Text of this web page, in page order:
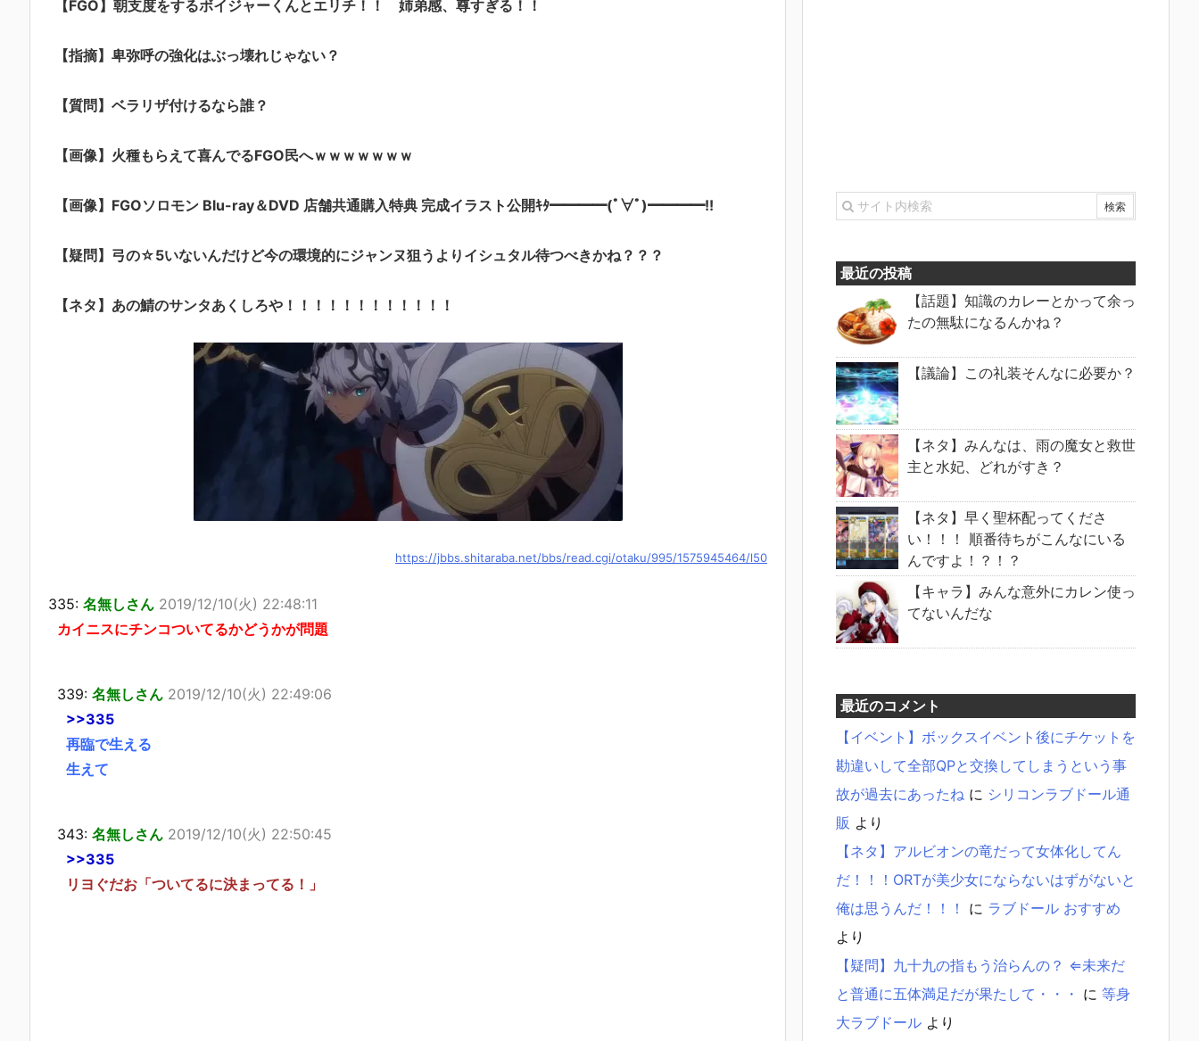
【FGO】朝支度をするボイジャーくんとエリチ！！ 姉弟感、尊すぎる！！
【指摘】卑弥呼の強化はぶっ壊れじゃない？
【質問】ベラリザ付けるなら誰？
【画像】火種もらえて喜んでるFGO民へｗｗｗｗｗｗｗ
【画像】FGOソロモン Blu-ray＆DVD 店舗共通購入特典 完成イラスト公開ｷﾀ━━━━(ﾟ∀ﾟ)━━━━!!
【疑問】弓の☆5いないんだけど今の環境的にジャンヌ狙うよりイシュタル待つべきかね？？？
【ネタ】あの鯖のサンタあくしろや！！！！！！！！！！！！
https://jbbs.shitaraba.net/bbs/read.cgi/otaku/995/1575945464/l50
335: 名無しさん 2019/12/10(火) 22:48:11
カイニスにチンコついてるかどうかが問題
339: 名無しさん 2019/12/10(火) 22:49:06
>>335
再臨で生える
生えて
343: 名無しさん 2019/12/10(火) 22:50:45
>>335
リヨぐだお「ついてるに決まってる！」
最近の投稿
【話題】知識のカレーとかって余っ
たの無駄になるんかね？
【議論】この礼装そんなに必要か？
【ネタ】みんなは、雨の魔女と救世
主と水妃、どれがすき？
【ネタ】早く聖杯配ってくださ
い！！！ 順番待ちがこんなにいる
んですよ！？！？
【キャラ】みんな意外にカレン使っ
てないんだな
最近のコメント
【イベント】ボックスイベント後にチケットを
勘違いして全部QPと交換してしまうという事
故が過去にあったね に シリコンラブドール通
販 より
【ネタ】アルビオンの竜だって女体化してん
だ！！！ORTが美少女にならないはずがないと
俺は思うんだ！！！
に ラブドール おすすめ
より
【疑問】九十九の指もう治らんの？ ⇐未来だ
と普通に五体満足だが果たして・・・ に 等身
大ラブドール より